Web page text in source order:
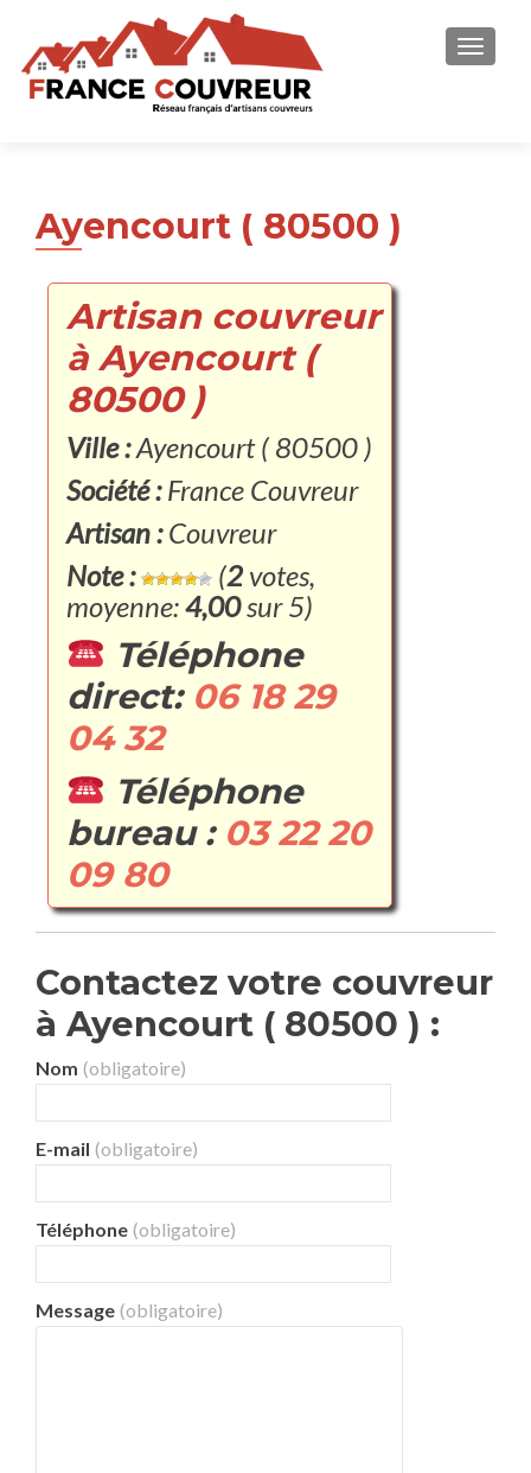
Ayencourt ( 80500 )
Artisan couvreur
à Ayencourt (
80500 )
Ville :Ayencourt ( 80500 )
Société :France Couvreur
Artisan :Couvreur
Note :
(2votes,
moyenne:4,00sur 5)
Téléphone
direct: 06 18 29
04 32
Téléphone
bureau : 03 22 20
09 80
Contactez votre couvreur
à Ayencourt ( 80500 ) :
Nom (obligatoire)
E-mail (obligatoire)
Téléphone (obligatoire)
Message (obligatoire)